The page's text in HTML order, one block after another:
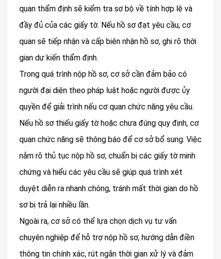
quan thẩm định sẽ kiểm tra sơ bộ về tính hợp lệ và
đầy đủ của các giấy tờ. Nếu hồ sơ đạt yêu cầu, cơ
quan sẽ tiếp nhận và cấp biên nhận hồ sơ, ghi rõ thời
gian dự kiến thẩm định.
Trong quá trình nộp hồ sơ, cơ sở cần đảm bảo có
người đại diện theo pháp luật hoặc người được ủy
quyền để giải trình nếu cơ quan chức năng yêu cầu.
Nếu hồ sơ thiếu giấy tờ hoặc chưa đúng quy định, cơ
quan chức năng sẽ thông báo để cơ sở bổ sung. Việc
nắm rõ thủ tục nộp hồ sơ, chuẩn bị các giấy tờ minh
chứng và hiểu các yêu cầu sẽ giúp quá trình xét
duyệt diễn ra nhanh chóng, tránh mất thời gian do hồ
sơ bị trả lại nhiều lần.
Ngoài ra, cơ sở có thể lựa chọn dịch vụ tư vấn
chuyên nghiệp để hỗ trợ nộp hồ sơ, hướng dẫn điền
thông tin chính xác, rút ngắn thời gian xử lý và đảm